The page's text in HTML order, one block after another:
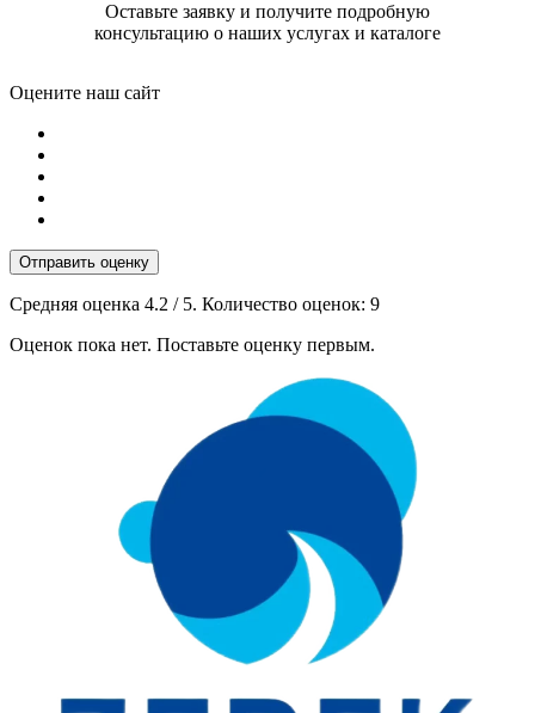
Оставьте заявку и получите подробную
консультацию о наших услугах и каталоге
Оцените наш сайт
Отправить оценку
Средняя оценка 4.2 / 5. Количество оценок: 9
Оценок пока нет. Поставьте оценку первым.